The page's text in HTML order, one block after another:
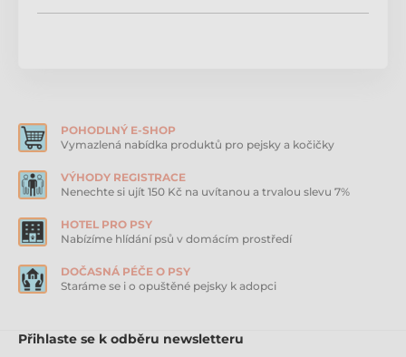
POHODLNÝ E-SHOP
Vymazlená nabídka produktů pro pejsky a kočičky
VÝHODY REGISTRACE
Nenechte si ujít 150 Kč na uvítanou a trvalou slevu 7%
HOTEL PRO PSY
Nabízíme hlídání psů v domácím prostředí
DOČASNÁ PÉČE O PSY
Staráme se i o opuštěné pejsky k adopci
Přihlaste se k odběru newsletteru